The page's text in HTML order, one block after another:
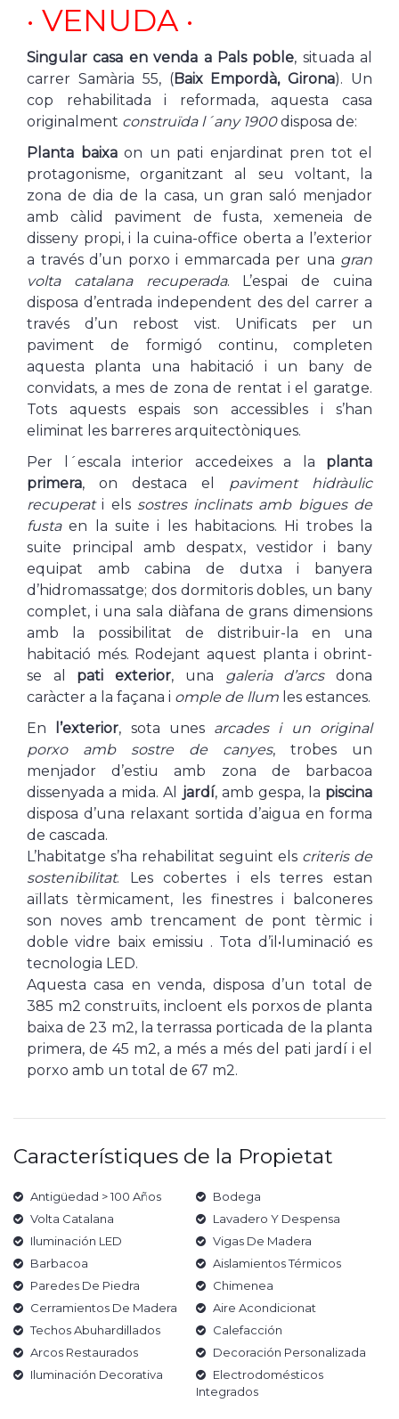
· VENUDA ·
Singular casa en venda a Pals poble, situada al
carrer Samària 55, (Baix Empordà, Girona). Un
cop rehabilitada i reformada, aquesta casa
originalment construïda l´any 1900disposa de:
Planta baixaon un pati enjardinat pren tot el
protagonisme, organitzant al seu voltant, la
zona de dia de la casa, un gran saló menjador
amb càlid paviment de fusta, xemeneia de
disseny propi, i la cuina-office oberta a l’exterior
a través d’un porxo i emmarcada per una gran
volta catalana recuperada. L’espai de cuina
disposa d’entrada independent des del carrer a
través d’un rebost vist. Unificats per un
paviment de formigó continu, completen
aquesta planta una habitació i un bany de
convidats, a mes de zona de rentat i el garatge.
Tots aquests espais son accessibles i s’han
eliminat les barreres arquitectòniques.
Per l´escala interior accedeixes a la planta
primera, on destaca el
paviment hidràulic
recuperati els sostres inclinats amb bigues de
fustaen la suite i les habitacions. Hi trobes la
suite principal amb despatx, vestidor i bany
equipat amb cabina de dutxa i banyera
d’hidromassatge; dos dormitoris dobles, un bany
complet, i una sala diàfana de grans dimensions
amb la possibilitat de distribuir-la en una
habitació més. Rodejant aquest planta i obrint-
se al pati exterior, una galeria d’arcsdona
caràcter a la façana i omple de llum les estances.
En l’exterior, sota unesarcades i un original
porxo amb sostre de canyes, trobes un
menjador d’estiu amb zona de barbacoa
dissenyada a mida. Al jardí, amb gespa, la piscina
disposa d’una relaxant sortida d’aigua en forma
de cascada.
L’habitatge s’ha rehabilitat seguint els criteris de
sostenibilitat. Les cobertes i els terres estan
aïllats tèrmicament, les finestres i balconeres
son noves amb trencament de pont tèrmic i
doble vidre baix emissiu . Tota d’il•luminació es
tecnologia LED.
Aquesta casa en venda, disposa d’un total de
385 m2 construïts, incloent els porxos de planta
baixa de 23 m2, la terrassa porticada de la planta
primera, de 45 m2, a més a més del pati jardí i el
porxo amb un total de 67 m2.
Característiques de la Propietat
Antigüedad > 100 Años
Bodega
Volta Catalana
Lavadero Y Despensa
Iluminación LED
Vigas De Madera
Barbacoa
Aislamientos Térmicos
Paredes De Piedra
Chimenea
Cerramientos De Madera
Aire Acondicionat
Techos Abuhardillados
Calefacción
Arcos Restaurados
Decoración Personalizada
Iluminación Decorativa
Electrodomésticos
Integrados